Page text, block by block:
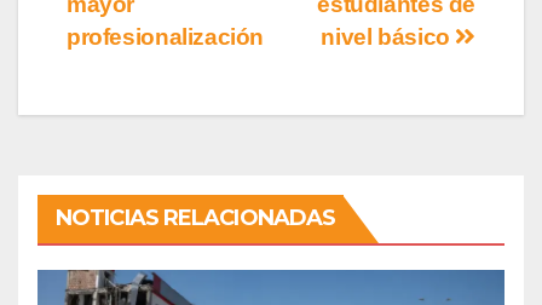
nivel básico
profesionalización
NOTICIAS RELACIONADAS